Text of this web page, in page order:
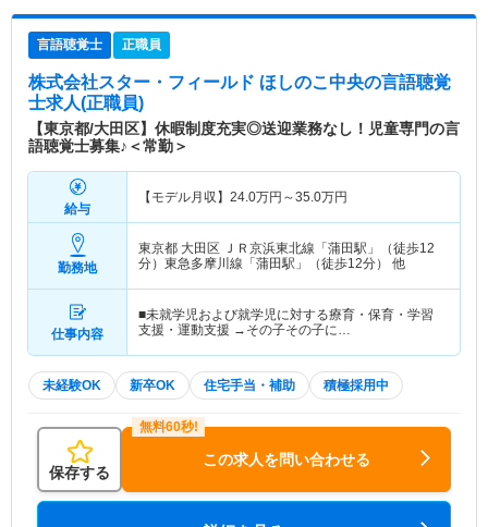
言語聴覚士 正職員
株式会社スター・フィールド ほしのこ中央の言語聴覚
士求人(正職員)
【東京都/大田区】休暇制度充実◎送迎業務なし！児童専門の言
語聴覚士募集♪＜常勤＞
給与
【モデル月収】 24.0万円～35.0万円
勤務地
東京都 大田区 ＪＲ京浜東北線「蒲田駅」（徒歩12
分）東急多摩川線「蒲田駅」（徒歩12分） 他
仕事内容
■未就学児および就学児に対する療育・保育・学習
支援・運動支援 →その子その子に…
未経験OK 新卒OK 住宅手当・補助 積極採用中
保存する
この求人を問い合わせる